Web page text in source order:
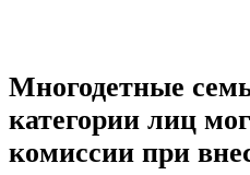
Многодетные
категории лиц
комиссии при